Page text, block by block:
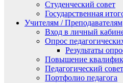
Студенческий совет
Государственная
Учителям / Преподавателям
Вход в личный
Опрос
Результаты
Повышение
Педагогический совет
Портфолио педагога